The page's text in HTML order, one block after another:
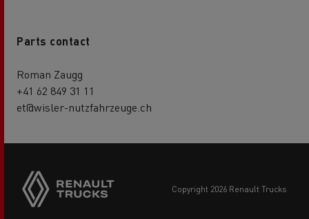
Parts contact
Roman Zaugg
+41 62 849 31 11
et@wisler-nutzfahrzeuge.ch
copyright 2026 Renault Trucks